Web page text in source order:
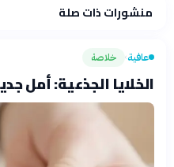
فلسفتنا المعرفية· سياسة الذكاءمنشورات ذات صلة
عافية› خلاصة
الخلايا الجذعية: أمل